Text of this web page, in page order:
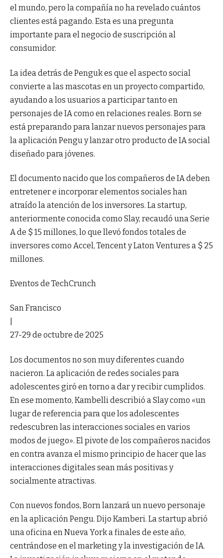
el mundo, pero la compañía no ha revelado cuántos
clientes está pagando. Esta es una pregunta
importante para el negocio de suscripción al
consumidor.
La idea detrás de Penguk es que el aspecto social
convierte a las mascotas en un proyecto compartido,
ayudando a los usuarios a participar tanto en
personajes de IA como en relaciones reales. Born se
está preparando para lanzar nuevos personajes para
la aplicación Pengu y lanzar otro producto de IA social
diseñado para jóvenes.
El documento nacido que los compañeros de IA deben
entretener e incorporar elementos sociales han
atraído la atención de los inversores. La startup,
anteriormente conocida como Slay, recaudó una Serie
A de $ 15 millones, lo que llevó fondos totales de
inversores como Accel, Tencent y Laton Ventures a $ 25
millones.
Eventos de TechCrunch
San Francisco
27-29 de octubre de 2025
Los documentos no son muy diferentes cuando
nacieron. La aplicación de redes sociales para
adolescentes giró en torno a dar y recibir cumplidos.
En ese momento, Kambelli describió a Slay como «un
lugar de referencia para que los adolescentes
redescubren las interacciones sociales en varios
modos de juego». El pivote de los compañeros nacidos
en contra avanza el mismo principio de hacer que las
interacciones digitales sean más positivas y
socialmente atractivas.
Con nuevos fondos, Born lanzará un nuevo personaje
en la aplicación Pengu. Dijo Kamberi. La startup abrió
una oficina en Nueva York a finales de este año,
centrándose en el marketing y la investigación de IA.